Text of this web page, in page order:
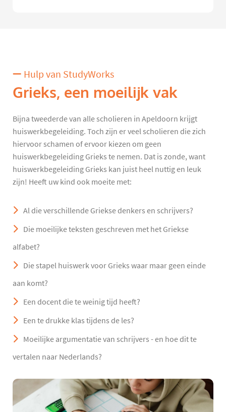
Hulp van StudyWorks
Grieks, een moeilijk vak
Bijna tweederde van alle scholieren in Apeldoorn krijgt
huiswerkbegeleiding. Toch zijn er veel scholieren die zich
hiervoor schamen of ervoor kiezen om geen
huiswerkbegeleiding Grieks te nemen. Dat is zonde, want
huiswerkbegeleiding Grieks kan juist heel nuttig en leuk
zijn! Heeft uw kind ook moeite met:
Al die verschillende Griekse denkers en schrijvers?
Die moeilijke teksten geschreven met het Griekse
alfabet?
Die stapel huiswerk voor Grieks waar maar geen einde
aan komt?
Een docent die te weinig tijd heeft?
Een te drukke klas tijdens de les?
Moeilijke argumentatie van schrijvers - en hoe dit te
vertalen naar Nederlands?